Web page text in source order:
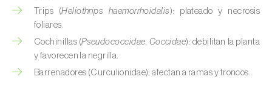
Berro ( Nasturtium officinale)
Boj (Buxus sempervirens L.)
Cacahuete ( Arachis hypogaea
Trips (Heliothrips haemorrhoidalis ): plateado y necrosis
foliares.
Cochinillas (Pseudococcidae, Coccidae): debilitan la planta
y favorecen la negrilla.
Barrenadores (Curculionidae): afectan a ramas y troncos.